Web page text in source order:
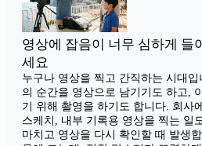
영상에 잡음이 너무 심하게 들
세요
누구나 영상을 찍고 간직하는 시대
의 순간을 영상으로 남기기도 하고,
기 위해 촬영을 하기도 합니다. 회사
스케치, 내부 기록용 영상을 찍는 일
마치고 영상을 다시 확인할 때 발생